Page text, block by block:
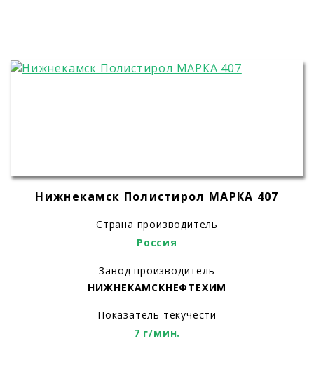
Нижнекамск Полистирол МАРКА 407
Страна производитель
Россия
Завод производитель
НИЖНЕКАМСКНЕФТЕХИМ
Показатель текучести
7 г/мин.